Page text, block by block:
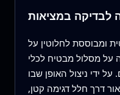
לבדיקה במציאות
ומבוססת לחלוטין על
על מסלול מבטיח לכלי
ידי ניצול האופן שבו
דרך חלל דגימה קטן,